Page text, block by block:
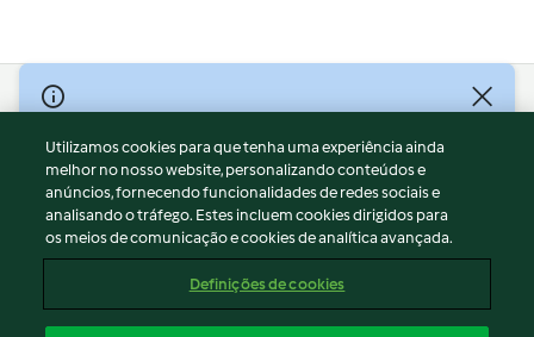
© Copyright 2026
Termos de Utilização
Aviso sobre Proteção de Dados
Aviso
Apoio legal
Conteúdo do relatório
Utilizamos cookies para que tenha uma experiência ainda
melhor no nosso website, personalizando conteúdos e
anúncios, fornecendo funcionalidades de redes sociais e
analisando o tráfego. Estes incluem cookies dirigidos para
os meios de comunicação e cookies de analítica avançada.
Definições de cookies